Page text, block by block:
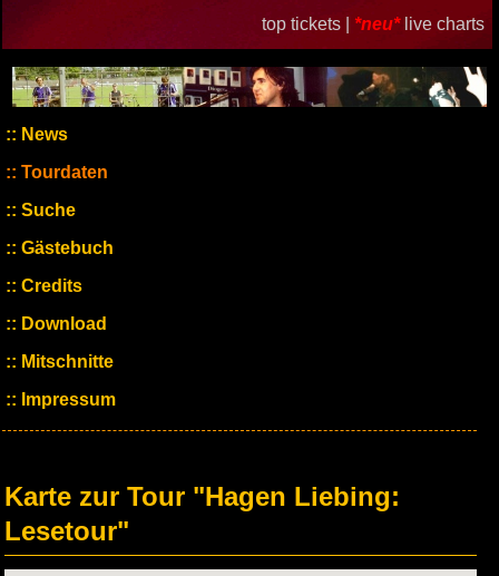
top tickets | *neu* live charts
News
Tourdaten
Suche
Gästebuch
Credits
Download
Mitschnitte
Impressum
Karte zur Tour "Hagen Liebing:
Lesetour"